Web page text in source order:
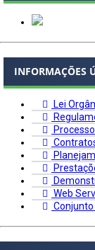
INFORMAÇÕES
Lei
Web